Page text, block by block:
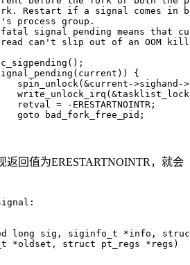
Restart if a signal comes in
process group.
fatal signal pending means that
can't slip out of an OOM
();
(current)) {
spin_unlock(&current-
write_unlock_irq
		retval = -ERESTARTNOINTR;
goto bad_fork_free_pid;
返回值为ERESTARTNOINTR，就会
long sig, siginfo_t *info,